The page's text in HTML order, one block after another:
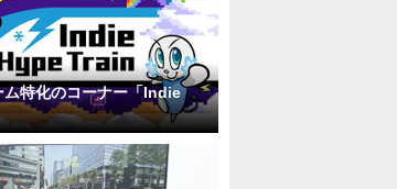
ム特化のコーナー「Indie